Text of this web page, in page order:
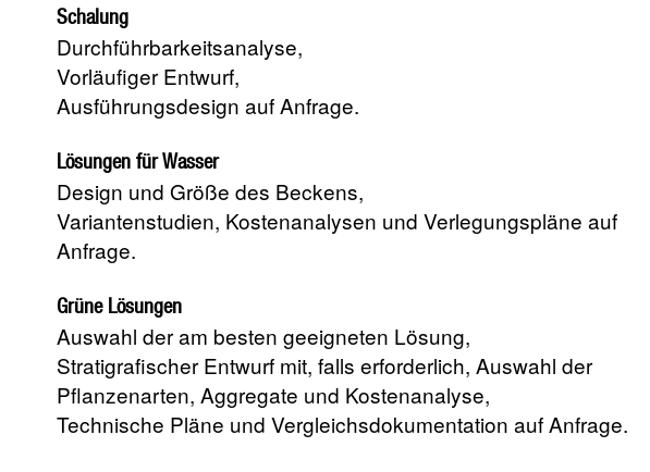
Schalung
Durchführbarkeitsanalyse,
Vorläufiger Entwurf,
Ausführungsdesign auf Anfrage.
Lösungen für Wasser
Design und Größe des Beckens,
Variantenstudien, Kostenanalysen und Verlegungspläne auf
Anfrage.
Grüne Lösungen
Auswahl der am besten geeigneten Lösung,
Stratigrafischer Entwurf mit, falls erforderlich, Auswahl der
Pflanzenarten, Aggregate und Kostenanalyse,
Technische Pläne und Vergleichsdokumentation auf Anfrage.